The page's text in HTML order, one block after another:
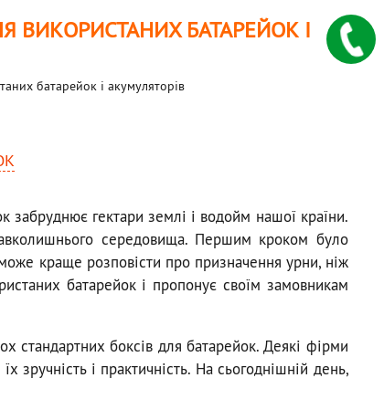
ВИКОРИСТАНИХ БАТАРЕЙОК І
батарейок і акумуляторів
забруднює гектари землі і водойм нашої країни.
середовища. Першим кроком було
краще розповісти про призначення урни, ніж
батарейок і пропонує своїм замовникам
стандартних боксів для батарейок. Деякі фірми
і практичність. На сьогоднішній день,